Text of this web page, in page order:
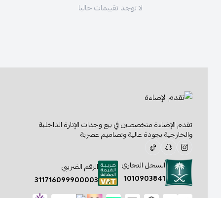
لا توجد تقييمات حاليا
تقدم الإضاءة متخصصين في بيع وحدات الإنارة الداخلية
والخارجية بجودة عالية وتصاميم عصرية
السجل التجاري
1010903841
الرقم الضريبي
311716099900003